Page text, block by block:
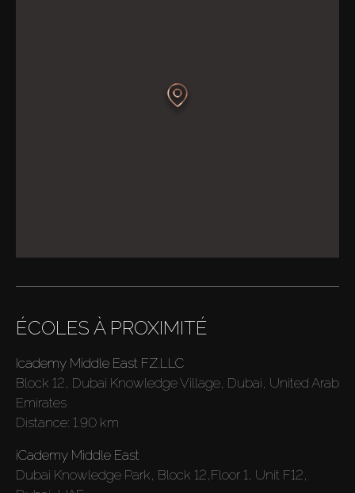
ÉCOLES À PROXIMITÉ
Icademy Middle East FZ.LLC
Block 12, Dubai Knowledge Village, Dubai, United Arab
Emirates
Distance: 1.90 km
iCademy Middle East
Dubai Knowledge Park, Block 12,Floor 1, Unit F12,